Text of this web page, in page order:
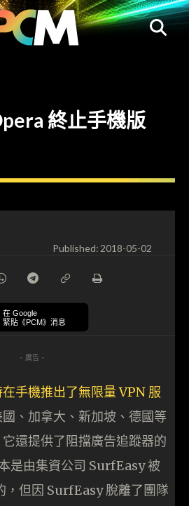
終止手機版
Published:2018-05-02
在 Google
緊貼《PCM》消息
- 廣告 -
手機推出了無限量 VPN 服
國、加拿大、新加坡、德國等
還提供了阻擋廣告追蹤器的
是由集資公司 SurfEasy 被
，但因 SurfEasy 脫離了團隊